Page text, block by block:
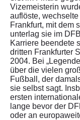
Vizemeisterin
auflöste,
Frankfurt, mit dem
unterlag sie im
Karriere beendete
dritten Frankfurter
2004. Bei
über die vielen
Fußball, der
sie selbst sagt.
ersten
lange bevor der
oder an